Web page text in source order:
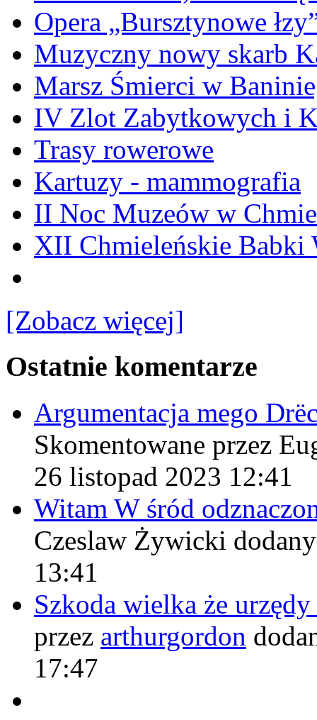
Opera „Bursztynowe
Muzyczny nowy skarb
Marsz Śmierci w
IV Zlot Zabytkowych i
Trasy rowerowe
Kartuzy - mammografia
II Noc Muzeów w
XII Chmieleńskie Babki
[Zobacz więcej]
Ostatnie komentarze
Argumentacja mego
Skomentowane przez
26 listopad 2023 12:41
Witam W śród
Czeslaw Żywicki
13:41
Szkoda wielka że
przez arthurgordon
17:47